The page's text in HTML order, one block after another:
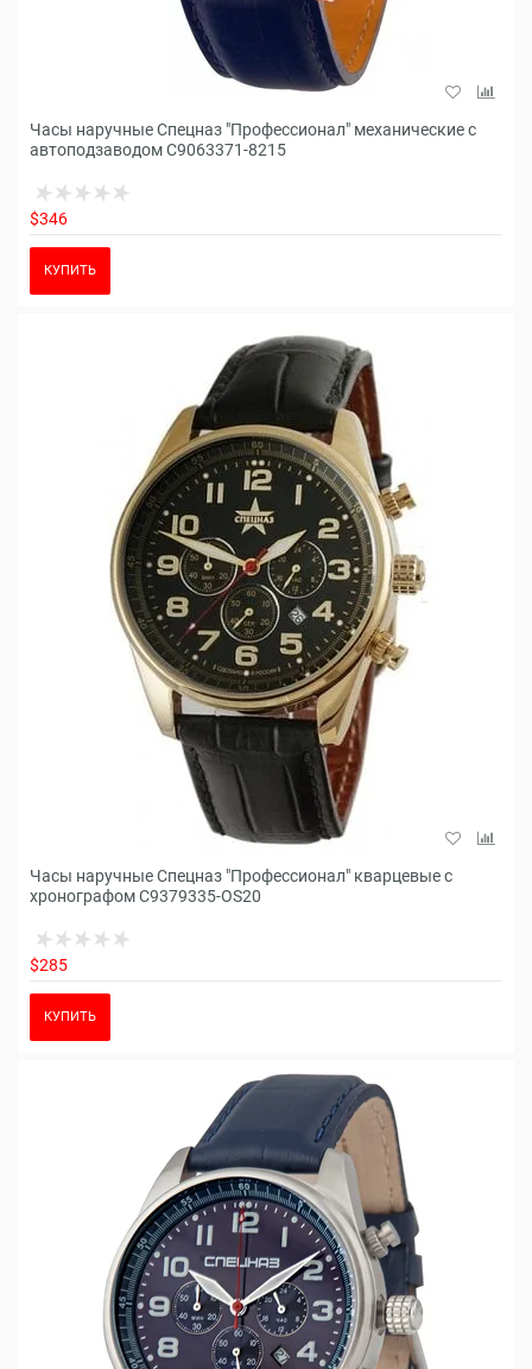
Часы наручные Спецназ "Профессионал" механические с
автоподзаводом С9063371-8215
$346
КУПИТЬ
Часы наручные Спецназ "Профессионал" кварцевые с
хронографом С9379335-OS20
$285
КУПИТЬ